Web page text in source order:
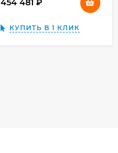
454 481
КУПИТЬ В 1 КЛИК